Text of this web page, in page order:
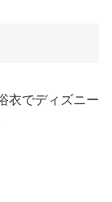
衣でディズニー